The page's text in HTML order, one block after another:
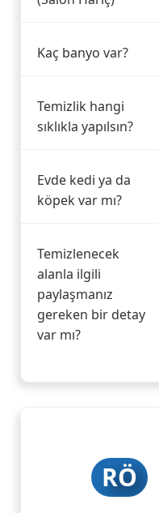
Kaç banyo var?
Temizlik hangi
sıklıkla yapılsın?
Evde kedi ya da
köpek var mı?
Temizlenecek
alanla ilgili
paylaşmanız
gereken bir detay
var mı?
RÖ